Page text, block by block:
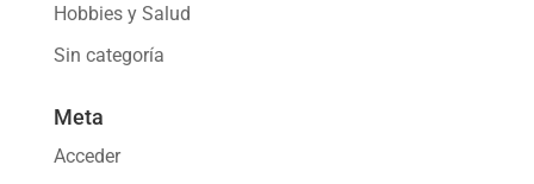
Hobbies y Salud
Sin categoría
Meta
Acceder